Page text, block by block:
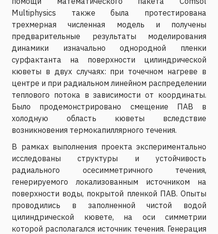
Multiphysics также была протестирована
трехмерная численная модель и получены
предварительные результаты моделирования
динамики изначально однородной пленки
сурфактанта на поверхности цилиндрической
кюветы в двух случаях: при точечном нагреве в
центре и при радиальном линейном распределении
теплового потока в зависимости от координаты.
Было продемонстрировано смещение ПАВ в
холодную область кюветы вследствие
возникновения термокапиллярного течения.
В рамках выполнения проекта экспериментально
исследованы структуры и устойчивость
радиального осесимметричного течения,
генерируемого локализованным источником на
поверхности воды, покрытой пленкой ПАВ. Опыты
проводились в заполненной чистой водой
цилиндрической кювете, на оси симметрии
которой располагался источник течения. Генерация